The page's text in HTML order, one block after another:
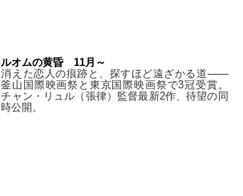
ルオムの黄昏 11月～
消えた恋人の痕跡と、探すほど遠ざかる道——
釜山国際映画祭と東京国際映画祭で3冠受賞。
チャン・リュル（張律）監督最新2作、待望の同
時公開。